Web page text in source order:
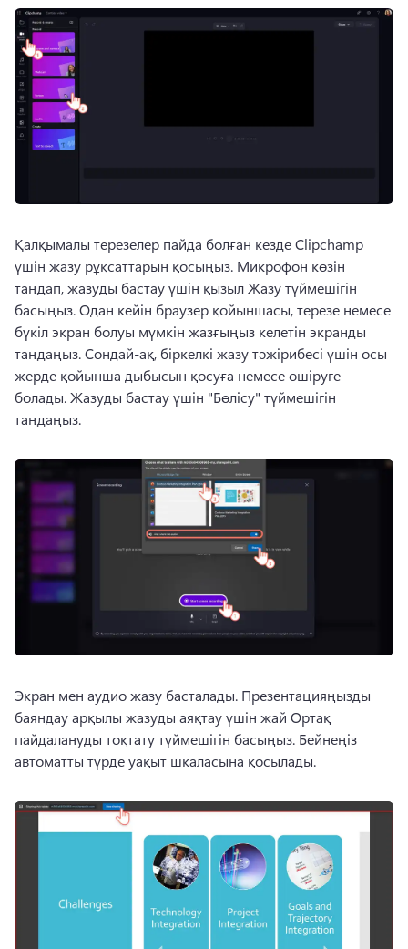
Қалқымалы терезелер пайда болған кезде Clipchamp
үшін жазу рұқсаттарын қосыңыз. Микрофон көзін
таңдап, жазуды бастау үшін қызыл Жазу түймешігін
басыңыз. Одан кейін браузер қойыншасы, терезе немесе
бүкіл экран болуы мүмкін жазғыңыз келетін экранды
таңдаңыз. Сондай-ақ, біркелкі жазу тәжірибесі үшін осы
жерде қойынша дыбысын қосуға немесе өшіруге
болады. Жазуды бастау үшін "Бөлісу" түймешігін
таңдаңыз.
Экран мен аудио жазу басталады. Презентацияңызды
баяндау арқылы жазуды аяқтау үшін жай Ортақ
пайдалануды тоқтату түймешігін басыңыз. Бейнеңіз
автоматты түрде уақыт шкаласына қосылады.